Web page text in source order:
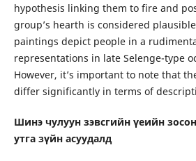
hypothesis linking them to fire and
group’s hearth is considered
paintings depict people in a
representations in late Selenge-type
However, it’s important to note that
differ significantly in terms of
Шинэ чулуун зэвсгийн үеийн
утга зүйн асуудалд